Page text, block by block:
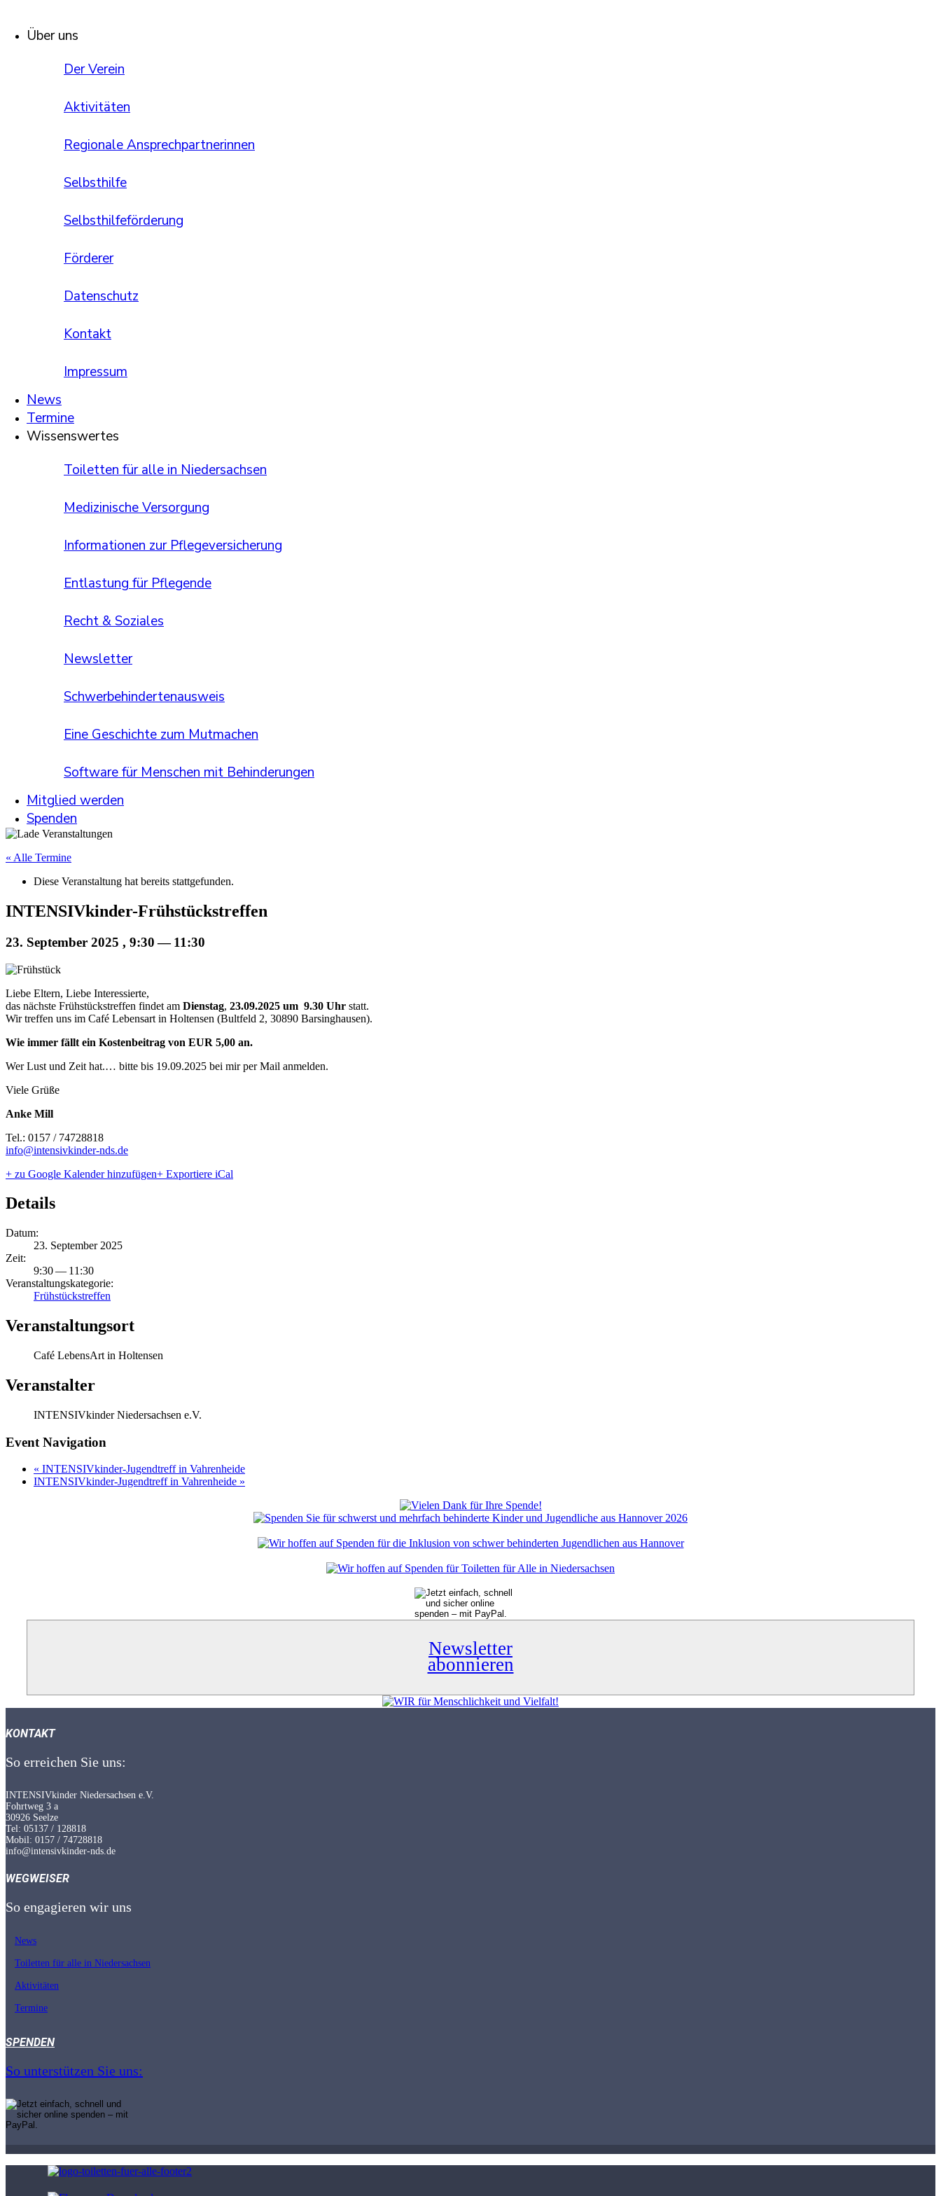
Über uns
Der Verein
Aktivitäten
Regionale Ansprechpartnerinnen
Selbsthilfe
Selbsthilfeförderung
Förderer
Datenschutz
Kontakt
Impressum
News
Termine
Wissenswertes
Toiletten für alle in Niedersachsen
Medizinische Versorgung
Informationen zur Pflege­versicherung
Entlastung für Pflegende
Recht & Soziales
Newsletter
Schwerbehindertenausweis
Eine Geschichte zum Mutmachen
Software für Menschen mit Behinderungen
Mitglied werden
Spenden
« Alle Termine
Diese Veran­staltung hat bereits stattgefunden.
INTENSIVkinder-Frühstücks­treffen
23. September 2025 , 9:30—11:30
Liebe Eltern, Liebe Interessierte,
das nächste Frühstücks­treffen findet am Dienstag, 23.09.2025 um 9.30 Uhr statt.
Wir treffen uns im Café Lebensart in Holtensen (Bultfeld 2, 30890 Barsinghausen).
Wie immer fällt ein Kosten­beitrag von EUR 5,00 an.
Wer Lust und Zeit hat.… bitte bis 19.09.2025 bei mir per Mail anmelden.
Viele Grüße
Anke Mill
Tel.: 0157 /​​ 74728818
info@​intensivkinder-​nds.​de
+ zu Google Kalender hinzu­fügen+ Expor­tiere iCal
Details
Datum:
23. September 2025
Zeit:
9:30 — 11:30
Veran­stal­tungs­ka­te­gorie:
Frühstücks­treffen
Veranstaltungsort
Café LebensArt in Holtensen
Veran­stalter
INTENSIVkinder Nieder­sachsen e.V.
Event Navigation
« INTENSIVkinder-Jugend­treff in Vahrenheide
INTENSIVkinder-Jugend­treff in Vahren­heide »
Newsletter
abonnieren
KONTAKT
So erreichen Sie uns:
INTENSIVkinder Niedersachsen e.V.
Fohrtweg 3 a
30926 Seelze
Tel: 05137 / 128818
Mobil: 0157 / 74728818
info@intensivkinder-nds.de
WEGWEISER
So engagieren wir uns
News
Toiletten für alle in Nieder­sachsen
Aktivitäten
Termine
SPENDEN
So unterstützen Sie uns: